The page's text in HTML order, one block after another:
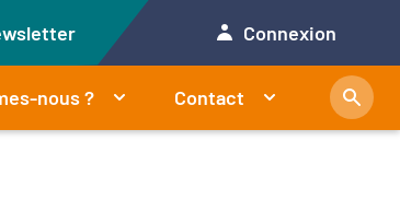
Connexion
nous ? Contact